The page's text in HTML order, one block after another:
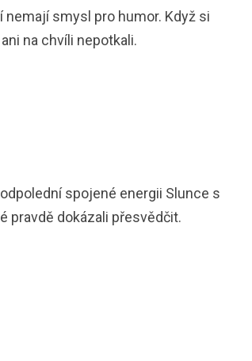
nemají smysl pro humor. Když si
na chvíli nepotkali.
spojené energii Slunce s
pravdě dokázali přesvědčit.